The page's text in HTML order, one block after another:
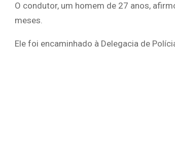
O condutor, um homem de 27 anos,
meses.
Ele foi encaminhado à Delegacia de